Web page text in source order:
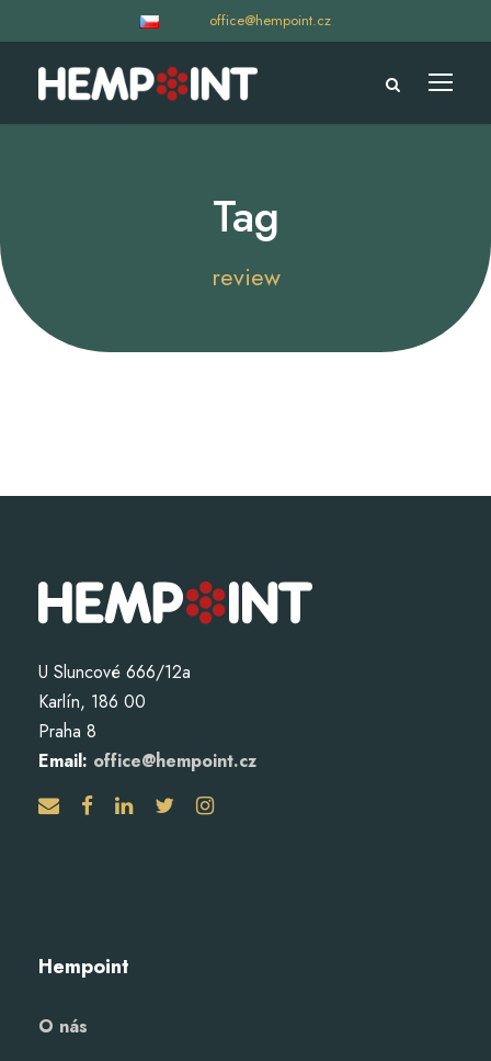
office@hempoint.cz
Tag
review
U Sluncové 666/12a
Karlín, 186 00
Praha 8
Email: office@hempoint.cz
Hempoint
O nás